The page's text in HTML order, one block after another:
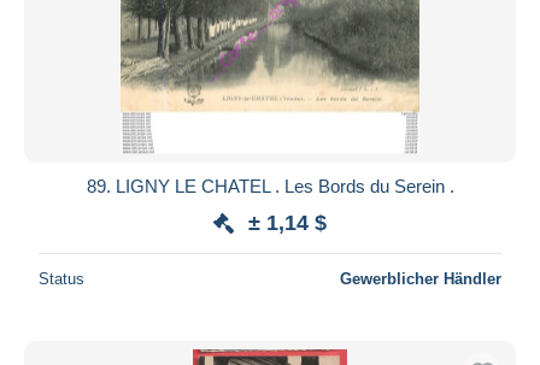
89. LIGNY LE CHATEL . Les Bords du Serein .
± 1,14 $
Status Gewerblicher Händler